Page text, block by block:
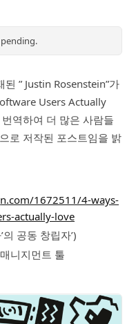
” Justin Rosenstein”가
Users Actually
역하여 더 많은 사람들
로 저작된 포스트임을 밝
1672511/4-ways-
actually-love
공동 창립자’)
니지먼트 툴